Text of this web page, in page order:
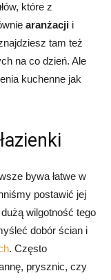
które z
aranżacji i
tam też
na co dzień. Ale
kuchenne jak
bywa łatwe w
postawić jej
wilgotność tego
dobór ścian i
. Często
prysznic, czy